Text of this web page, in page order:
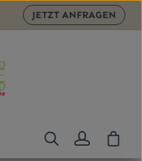
JETZT ANFRAGEN